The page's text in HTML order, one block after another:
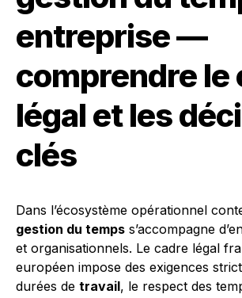
entreprise —
comprendre le
légal et les
clés
Dans l’écosystème opérationnel
gestion du temps s’accompagne
et organisationnels. Le cadre légal
européen impose des exigences
durées de travail, le respect des